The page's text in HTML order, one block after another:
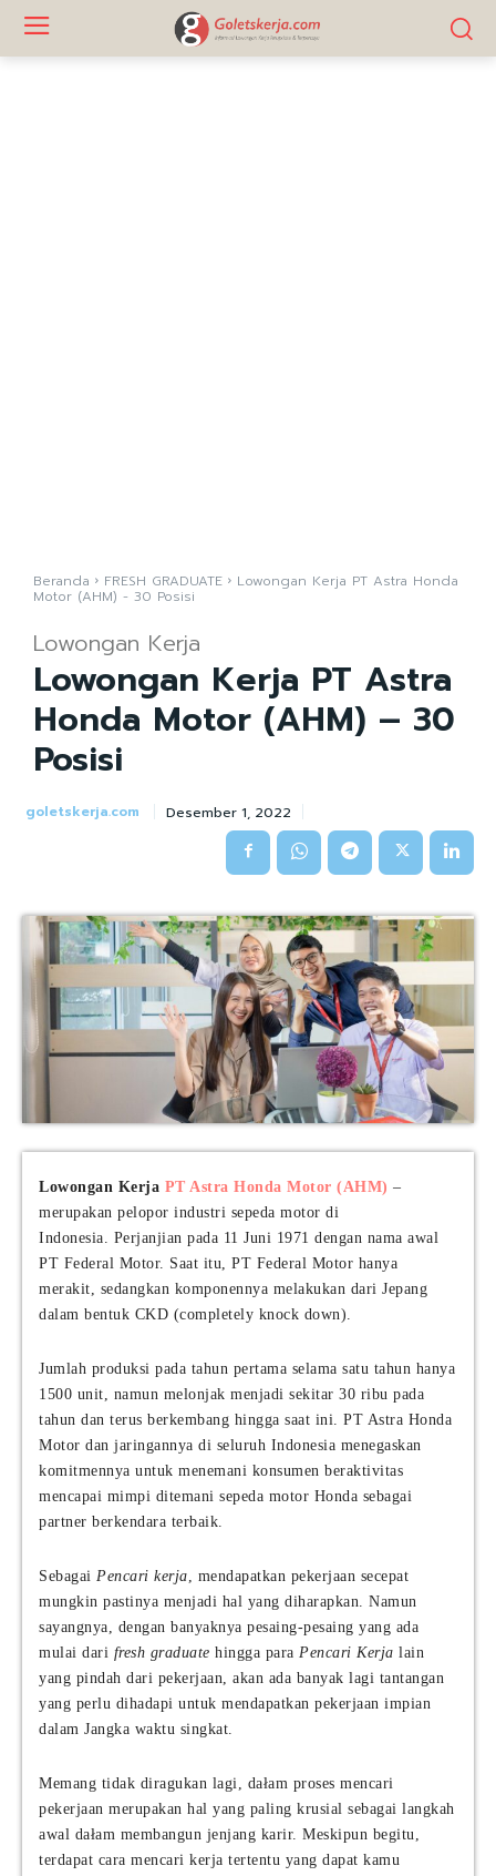
Beranda FRESH GRADUATE Lowongan Kerja PT Astra Honda
Motor (AHM) - 30 Posisi
Lowongan Kerja
Lowongan Kerja PT Astra
Honda Motor (AHM) – 30
Posisi
goletskerja.com Desember 1, 2022
Lowongan Kerja PT Astra Honda Motor (AHM) –
merupakan pelopor industri sepeda motor di
Indonesia. Perjanjian pada 11 Juni 1971 dengan nama awal
PT Federal Motor. Saat itu, PT Federal Motor hanya
merakit, sedangkan komponennya melakukan dari Jepang
dalam bentuk CKD (completely knock down).
Jumlah produksi pada tahun pertama selama satu tahun hanya
1500 unit, namun melonjak menjadi sekitar 30 ribu pada
tahun dan terus berkembang hingga saat ini. PT Astra Honda
Motor dan jaringannya di seluruh Indonesia menegaskan
komitmennya untuk menemani konsumen beraktivitas
mencapai mimpi ditemani sepeda motor Honda sebagai
partner berkendara terbaik.
Sebagai Pencari kerja, mendapatkan pekerjaan secepat
mungkin pastinya menjadi hal yang diharapkan. Namun
sayangnya, dengan banyaknya pesaing-pesaing yang ada
mulai dari fresh graduate hingga para Pencari Kerja lain
yang pindah dari pekerjaan, akan ada banyak lagi tantangan
yang perlu dihadapi untuk mendapatkan pekerjaan impian
dalam Jangka waktu singkat.
Memang tidak diragukan lagi, dałam proses mencari
pekerjaan merupakan hal yang paling krusial sebagai langkah
awal dałam membangun jenjang karir. Meskipun begitu,
terdapat cara mencari kerja tertentu yang dapat kamu